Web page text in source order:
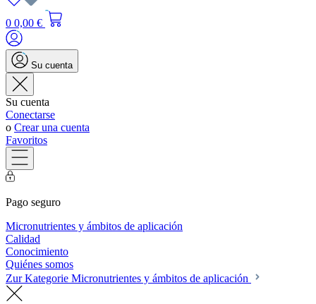
0 0,00 €
Su cuenta
Su cuenta
Conectarse
o Crear una cuenta
Favoritos
Pago seguro
Micronutrientes y ámbitos de aplicación
Calidad
Conocimiento
Quiénes somos
Zur Kategorie Micronutrientes y ámbitos de aplicación